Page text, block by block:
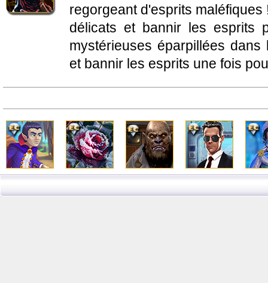
regorgeant d'esprits
délicats et bannir les esprits
mystérieuses éparpillées
et bannir les esprits une fois